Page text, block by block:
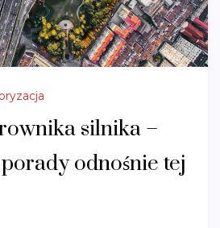
silnika –
odnośnie tej